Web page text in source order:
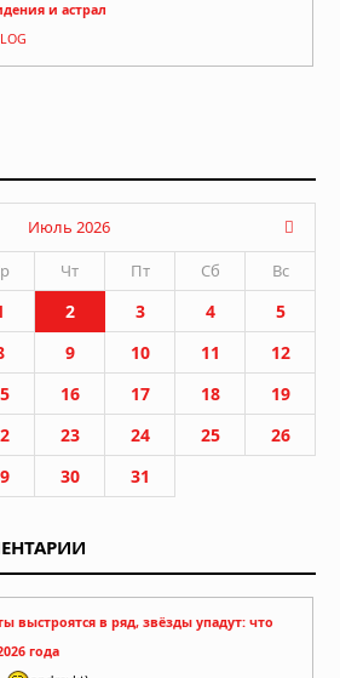
и астрал
LOG
Июль 2026
Чт Пт Сб Вс
2 3 4
5
9 10 11
12
16 17 18
19
23 24 25
26
30 31
выстроятся в ряд, звёзды упадут: что
года